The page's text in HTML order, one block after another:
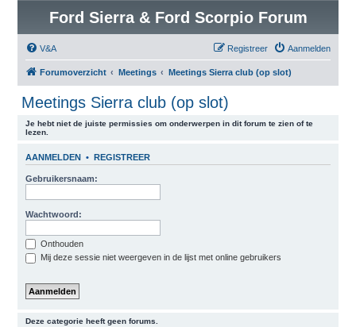
Ford Sierra & Ford Scorpio Forum
V&A Aanmelden
Registreer
Forumoverzicht Meetings Meetings Sierra club (op slot)
Meetings Sierra club (op slot)
Je hebt niet de juiste permissies om onderwerpen in dit forum te zien of te
lezen.
AANMELDEN • REGISTREER
Gebruikersnaam:
Wachtwoord:
Onthouden
Mij deze sessie niet weergeven in de lijst met online gebruikers
Deze categorie heeft geen forums.